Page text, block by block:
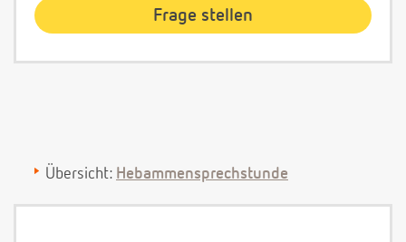
Übersicht: Hebammensprechstunde